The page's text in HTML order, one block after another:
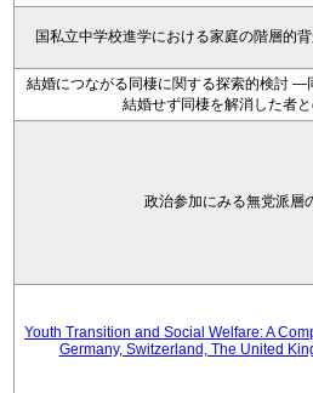
国私立中学校進学における家庭の階層的
結婚につながる同棲に関する探索的検討 ―
結婚せず同棲を解消した者
政治参加にみる無党派層
Youth Transition and Social Welfare: A
Germany, Switzerland, The United